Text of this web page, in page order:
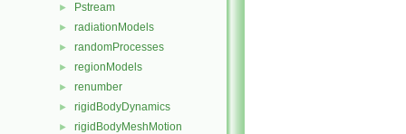
► Pstream
► radiationModels
► randomProcesses
► regionModels
► renumber
► rigidBodyDynamics
► rigidBodyMeshMotion